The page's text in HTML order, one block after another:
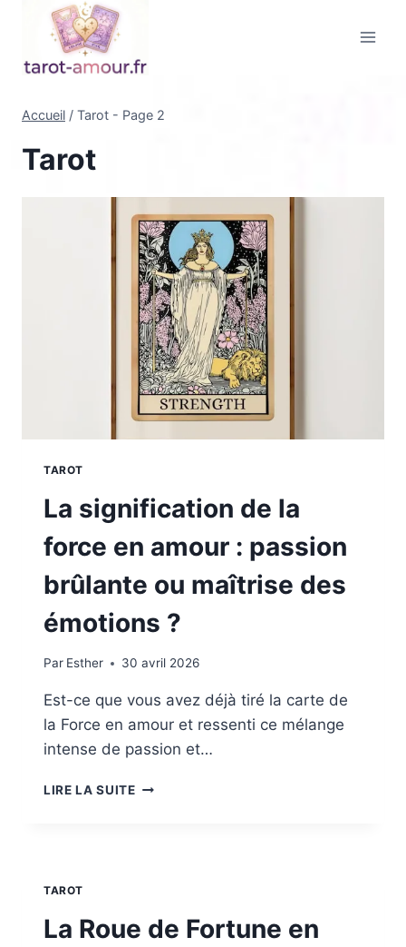
contenu
Accueil / Tarot - Page 2
Tarot
TAROT
La signification de la
force en amour : passion
brûlante ou maîtrise des
émotions ?
Par Esther 30 avril 2026
Est-ce que vous avez déjà tiré la carte de
la Force en amour et ressenti ce mélange
intense de passion et…
LIRE LA SUITELA
PASSION
TAROT
La Roue de Fortune en